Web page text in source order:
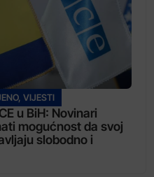
, VIJESTI
u BiH: Novinari
mogućnost da svoj
slobodno i